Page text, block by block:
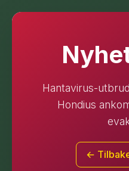
Hantavirus-
Hondius
←